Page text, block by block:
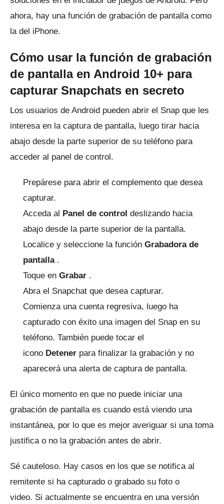
ahora, hay una función de grabación de pantalla como
la del iPhone.
Cómo usar la función de grabación
de pantalla en Android 10+ para
capturar Snapchats en secreto
Los usuarios de Android pueden abrir el Snap que les
interesa en la captura de pantalla, luego tirar hacia
abajo desde la parte superior de su teléfono para
acceder al panel de control.
Prepárese para abrir el complemento que desea
capturar.
Acceda al Panel de control deslizando hacia
abajo desde la parte superior de la pantalla.
Localice y seleccione la función Grabadora de
pantalla.
Toque en Grabar .
Abra el Snapchat que desea capturar.
Comienza una cuenta regresiva, luego ha
capturado con éxito una imagen del Snap en su
teléfono. También puede tocar el
icono Detener para finalizar la grabación y no
aparecerá una alerta de captura de pantalla.
El único momento en que no puede iniciar una
grabación de pantalla es cuando está viendo una
instantánea, por lo que es mejor averiguar si una toma
justifica o no la grabación antes de abrir.
Sé cauteloso. Hay casos en los que se notifica al
remitente si ha capturado o grabado su foto o
video. Si actualmente se encuentra en una versión